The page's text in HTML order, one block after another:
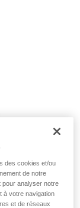
d’autres
des cookies et/ou
de notre
pour analyser notre
à votre navigation
et de réseaux